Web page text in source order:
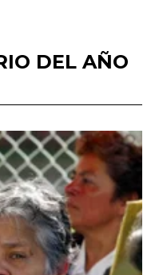
DEL AÑO